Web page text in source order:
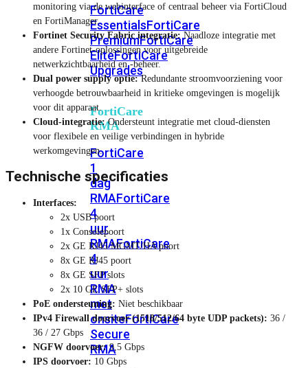
FortiCare
EssentialsFortiCare
PremiumFortiCare
EliteFortiCare
Upgrades
FortiCare
RMA
FortiCare
1
dag
RMAFortiCare
4
uur
RMAFortiCare
4
uur
RMA
met
onsiteFortiCare
Secure
RMA
monitoring via de webinterface of centraal beheer via FortiCloud
en FortiManager.
Fortinet Security Fabric integratie: Naadloze integratie met
andere Fortinet-oplossingen voor uitgebreide
netwerkzichtbaarheid en -beheer.
Dual power supply optie:Redundante stroomvoorziening voor
verhoogde betrouwbaarheid in kritieke omgevingen is mogelijk
voor dit apparaat.
Cloud-integratie:Ondersteunt integratie met cloud-diensten
voor flexibele en veilige verbindingen in hybride
werkomgevingen.
Technische specificaties
Interfaces:
2x USB poort
1x Consolepoort
2x GE RJ45 MGMT/HA poort
8x GE RJ45 poort
8x GE SFP slots
2x 10 GE SFP+ slots
PoE ondersteuning: Niet beschikbaar
IPv4 Firewall doorvoer (1518/512/64 byte UDP packets): 36 /
36 / 27 Gbps
NGFW doorvoer:9,5 Gbps
IPS doorvoer: 10 Gbps